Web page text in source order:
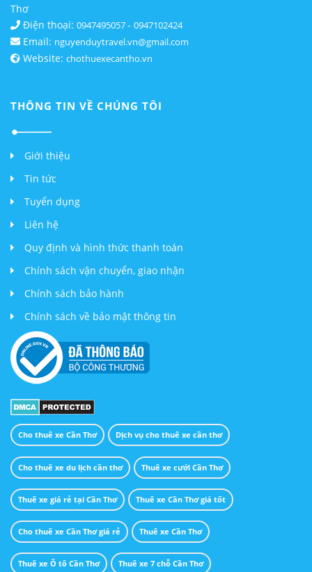
Thơ
Điện thoại: 0947495057- 0947102424
Email: nguyenduytravel.vn@gmail.com
Website: chothuexecantho.vn
THÔNG TIN VỀ CHÚNG TÔI
Giới thiệu
Tin tức
Tuyển dụng
Liên hệ
Quy định và hình thức thanh toán
Chính sách vận chuyển, giao nhận
Chính sách bảo hành
Chính sách về bảo mật thông tin
Cho thuê xe Cần Thơ Dịch vụ cho thuê xe cần thơ
Cho thuê xe du lịch cần thơ Thuê xe cưới Cần Thơ
Thuê xe giá rẻ tại Cần Thơ Thuê xe Cần Thơ giá tốt
Cho thuê xe Cần Thơ giá rẻ Thuê xe Cần Thơ
Thuê xe Ô tô Cần Thơ Thuê xe 7 chỗ Cần Thơ